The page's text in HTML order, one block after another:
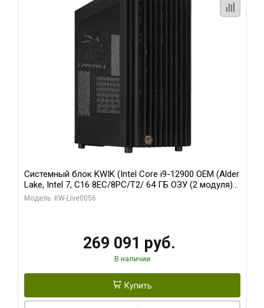
Системный блок KWIK (Intel Core i9-12900 OEM (Alder
Lake, Intel 7, C16 8EC/8PC/T2/ 64 ГБ ОЗУ (2 модуля)/
Palit RTX5080 INFINITY 3 OC 16GB GDDR7 256bit 3xDP
Модель: KW-Live0056
269 091 руб.
В наличии
Купить